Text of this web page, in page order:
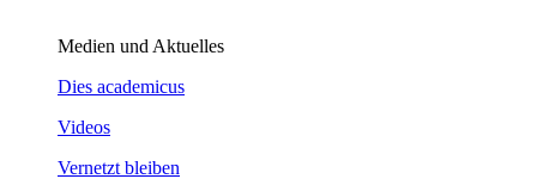
Medien und Aktuelles
Dies academicus
Videos
Vernetzt bleiben